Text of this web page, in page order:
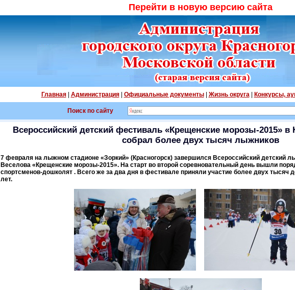
Перейти в новую версию сайта
Главная| Администрация| Официальные документы| Жизнь округа| Конкурсы,
Поиск по сайту
Всероссийский детский фестиваль «Крещенские морозы-2015» в
собрал более двух тысяч лыжников
7 февраля на лыжном стадионе «Зоркий» (Красногорск) завершился Всероссийский детский
Веселова «Крещенские морозы-2015». На старт во второй соревновательный день вышли
спортсменов-дошколят . Всего же за два дня в фестивале приняли участие более двух тысяч
лет.